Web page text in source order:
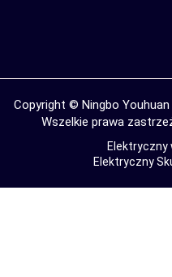
Copyright © Ningbo
Wszelkie prawa
Elektryczny
Elektryczny